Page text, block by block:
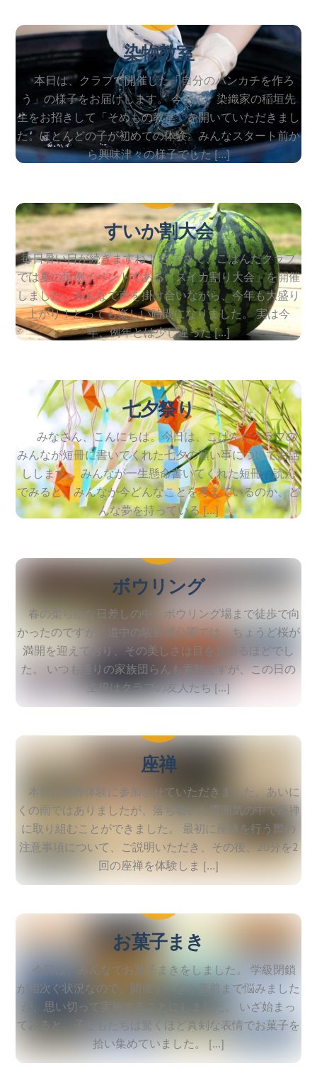
染物教室
本日は、クラブで開催した「自分のハンカチを作ろ
う」の様子をお届けします。 今回は、染織家の稲垣先
生をお招きして「そめもの教室」を開いていただきまし
た。ほとんどの子が初めての体験。みんなスタート前か
ら興味津々の様子でした […]
2026
すいか割大会
毎日暑い日が続きますね！ さてさて、こぱんだクラブ
では夏の恒例イベントである「スイカ割り大会」を開催
しました。みんなで声を掛け合いながら、今年も大盛り
上がり！とっても楽しい時間になりました。 実は今
年、例年とは少し違った […]
2026
七夕祭り
みなさん、こんにちは。今日は、こぱんだクラブの
みんなが短冊に書いてくれた七夕の願い事についてお話
しします。 みんなが一生懸命書いてくれた短冊。読ん
でみると、みんなが今どんなことを考えているのか、ど
んな夢を持っている […]
2026
ボウリング
春の柔らかな日差しの中、ボウリング場まで徒歩で向
かったのですが。道中の駿府城公園では、ちょうど桜が
満開を迎えており、その美しさは目を見張るほどでし
た。 いつも通りの家族団らんも素敵ですが、この日の
主役はクラブの友人たち […]
2026
3
座禅
本日は座禅体験に参加させていただきました。あいに
くの雨ではありましたが、落ち着いた雰囲気の中で座禅
に取り組むことができました。 最初に座禅を行う際の
注意事項について、ご説明いただき、その後、20分を2
回の座禅を体験しま […]
2
お菓子まき
今日は、みんなでお菓子まきをしました。 学級閉鎖
が相次ぐ状況なので、開催すべきか直前まで悩みました
が、思い切って実施することにしました。 いざ始まっ
てみると、子どもたちは驚くほど真剣な表情でお菓子を
拾い集めていました。 […]
2